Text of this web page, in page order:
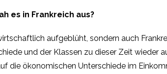
es in Frankreich aus?
aufgeblüht, sondern auch
und der Klassen zu dieser Zeit wieder
die ökonomischen Unterschiede im